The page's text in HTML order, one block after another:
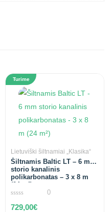
Turime
Lietuviški šiltnamiai „Klasika“
Šiltnamis Baltic LT – 6 mm
storio kanalinis
polikarbonatas – 3 x 8 m
(24 m²)
out
0
729,00€